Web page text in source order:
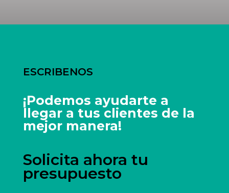
ESCRIBENOS
¡Podemos ayudarte a
llegar a tus clientes de la
mejor manera!
Solicita ahora tu
presupuesto